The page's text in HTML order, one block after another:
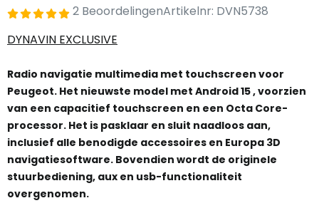
2 BeoordelingenArtikelnr: DVN5738
DYNAVIN EXCLUSIVE
Radio navigatie multimedia met touchscreen voor
Peugeot. Het nieuwste model met Android 15 , voorzien
van een capacitief touchscreen en een Octa Core-
processor. Het is pasklaar en sluit naadloos aan,
inclusief alle benodigde accessoires en Europa 3D
navigatiesoftware. Bovendien wordt de originele
stuurbediening, aux en usb-functionaliteit
overgenomen.